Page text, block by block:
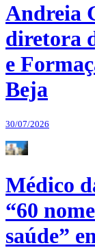
Andreia
diretora
e
Beja
30/07/2026
Médico
“60
saúde”